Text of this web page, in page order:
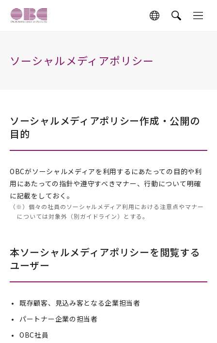
ソーシャルメディアポリシー
ソーシャルメディアポリシー作成・公開の
目的
OBCがソーシャルメディアを利用するにあたっての目的や利
用にあたっての指針や遵守すべきマナー、行動について明確
に記載をしておく。
（※）個々の社員のソーシャルメディア利用における注意点やマナー
については対象外（別ガイドライン）とする。
本ソーシャルメディアポリシーを閲覧する
ユーザー
既存顧客、見込み客となる企業担当者
パートナー企業の担当者
OBC社員